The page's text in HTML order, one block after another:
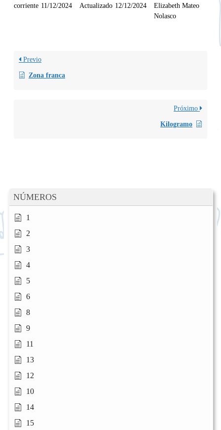
NÚMEROS
1
2
3
4
5
6
8
9
11
13
12
10
14
15
corriente 11/12/2024 Actualizado 12/12/2024
Elizabeth Mateo
Nolasco
Previo
Zona franca
Próximo
Kilogramo